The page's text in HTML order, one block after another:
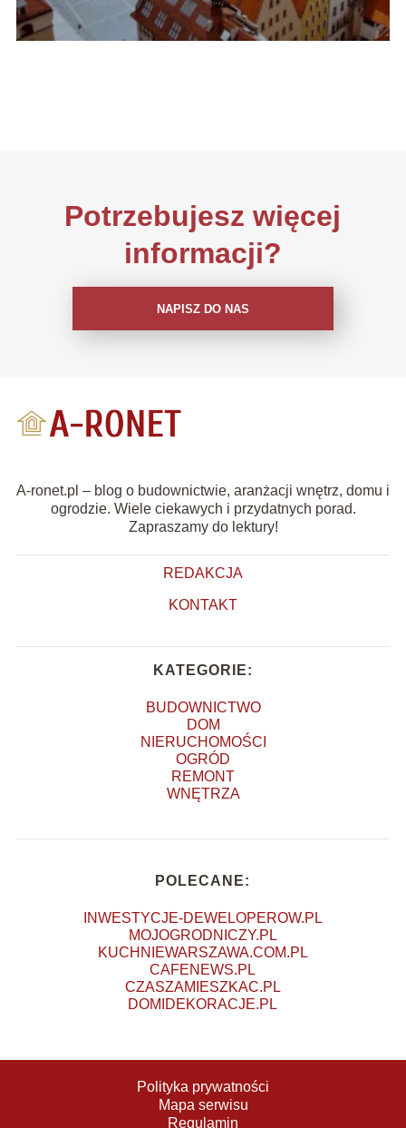
Potrzebujesz więcej
informacji?
NAPISZ DO NAS
A-ronet.pl – blog o budownictwie, aranżacji wnętrz, domu i
ogrodzie. Wiele ciekawych i przydatnych porad.
Zapraszamy do lektury!
REDAKCJA
KONTAKT
KATEGORIE:
BUDOWNICTWO
DOM
NIERUCHOMOŚCI
OGRÓD
REMONT
WNĘTRZA
POLECANE:
INWESTYCJE-DEWELOPEROW.PL
MOJOGRODNICZY.PL
KUCHNIEWARSZAWA.COM.PL
CAFENEWS.PL
CZASZAMIESZKAC.PL
DOMIDEKORACJE.PL
Polityka prywatności
Mapa serwisu
Regulamin